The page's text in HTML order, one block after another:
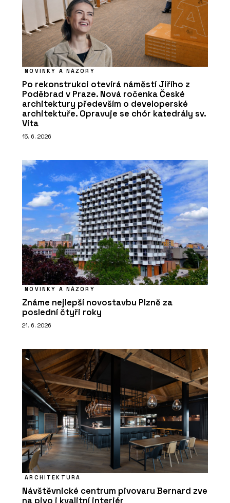
NOVINKY A NÁZORY
Po rekonstrukci otevírá náměstí Jiřího z
Poděbrad v Praze. Nová ročenka České
architektury především o developerské
architektuře. Opravuje se chór katedrály sv.
Víta
15. 6. 2026
NOVINKY A NÁZORY
Známe nejlepší novostavbu Plzně za
poslední čtyři roky
21. 6. 2026
ARCHITEKTURA
Návštěvnické centrum pivovaru Bernard zve